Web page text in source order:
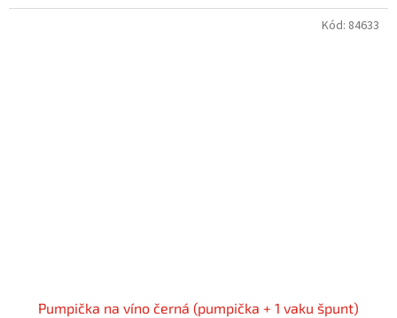
Pumpička na víno černá (pumpička + 1 vaku špunt)
Kód: 84633